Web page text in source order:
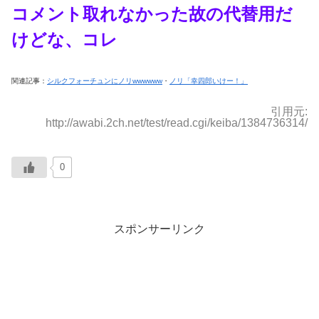
コメント取れなかった故の代替用だ
けどな、コレ
関連記事： シルクフォーチュンにノリwwwwww・ ノリ「幸四郎いけー！」
引用元:
http://awabi.2ch.net/test/read.cgi/keiba/1384736314/
0
スポンサーリンク